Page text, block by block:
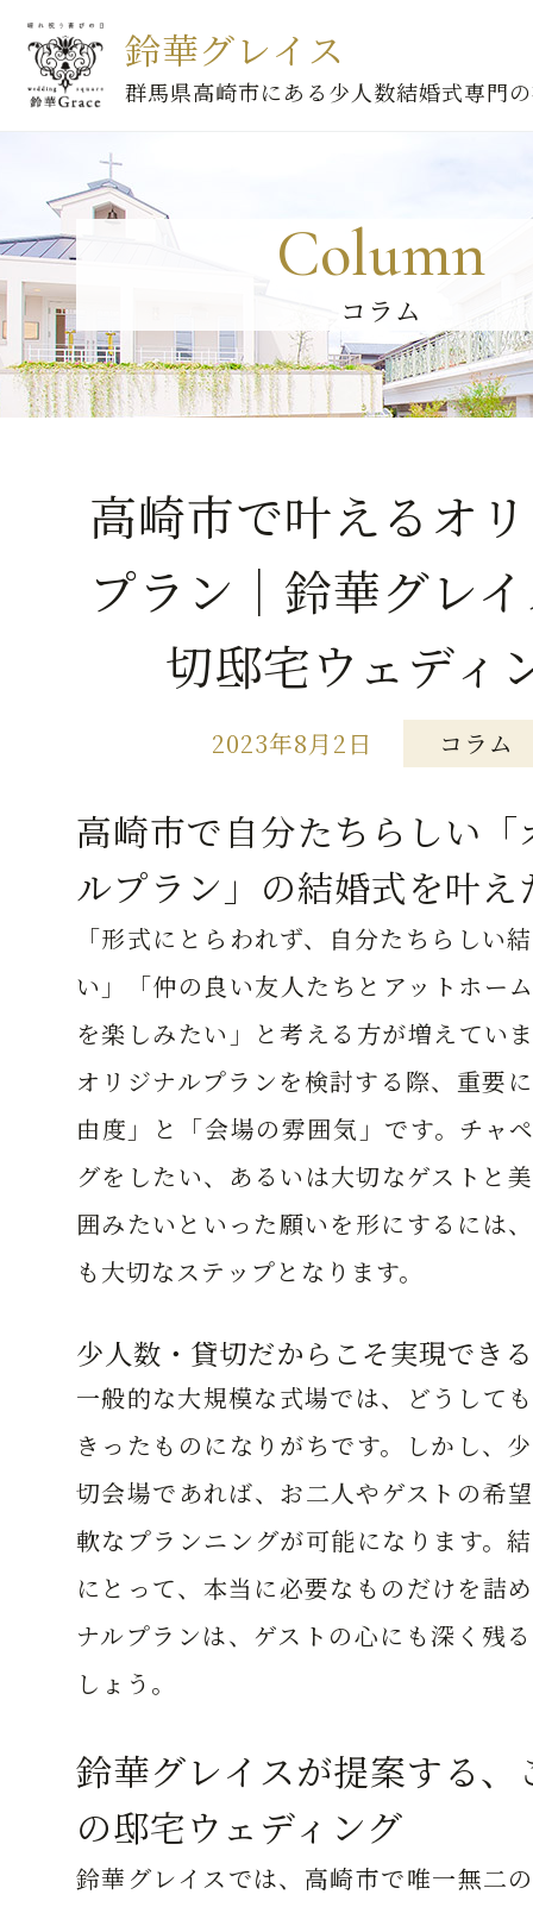
鈴華グレイス
群馬県高崎市にある少人数結婚式専門
Column
コラム
高崎市で叶えるオ
プラン｜鈴華グレ
切邸宅ウェディ
2023年8月2日 コラム
高崎市で自分たちらしい「
ルプラン」の結婚式を叶え
「形式にとらわれず、自分たちらしい
い」「仲の良い友人たちとアットホー
を楽しみたい」と考える方が増えてい
オリジナルプランを検討する際、重要
由度」と「会場の雰囲気」です。チャ
グをしたい、あるいは大切なゲストと
囲みたいといった願いを形にするには
も大切なステップとなります。
少人数・貸切だからこそ実現でき
一般的な大規模な式場では、どうして
きったものになりがちです。しかし、
切会場であれば、お二人やゲストの希
軟なプランニングが可能になります。
にとって、本当に必要なものだけを詰
ナルプランは、ゲストの心にも深く残
しょう。
鈴華グレイスが提案する、
の邸宅ウェディング
鈴華グレイスでは、高崎市で唯一無二